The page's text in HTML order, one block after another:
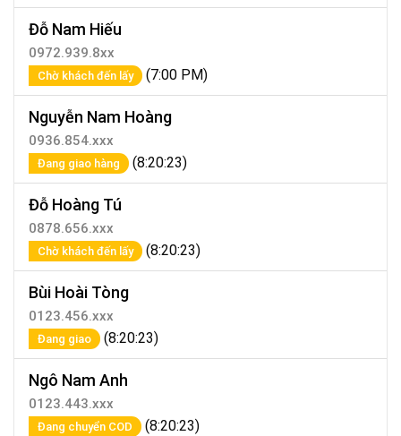
Đỗ Nam Hiếu
0972.939.8xx
Chờ khách đến lấy (7:00 PM)
Nguyễn Nam Hoàng
0936.854.xxx
Đang giao hàng (8:20:23)
Đỗ Hoàng Tú
0878.656.xxx
Chờ khách đến lấy (8:20:23)
Bùi Hoài Tòng
0123.456.xxx
Đang giao (8:20:23)
Ngô Nam Anh
0123.443.xxx
Đang chuyển COD (8:20:23)